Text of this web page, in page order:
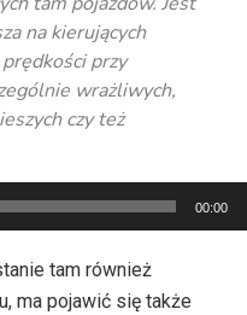
na kierujących
przy
wrażliwych,
czy też
00:00
tam również
ma pojawić się także